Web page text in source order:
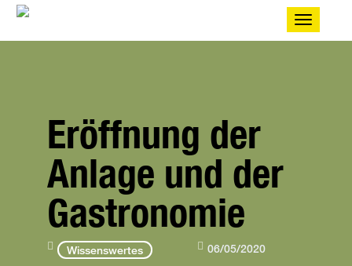
Toggle
navigation
Eröffnung der
Anlage und der
Gastronomie
Wissenswertes 06/05/2020